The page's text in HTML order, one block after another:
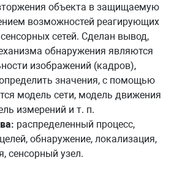
объекта в защищаемую
возможностей реагирующих
сетей. Сделан вывод,
обнаружения являются
изображений (кадров),
значения, с помощью
модель сети, модель движения
измерений и т. п.
распределенный процесс,
обнаружение, локализация,
сенсорный узел.